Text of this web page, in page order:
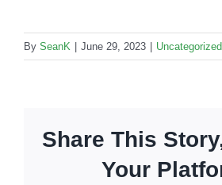
By SeanK | June 29, 2023 | Uncategorized
Share This
Your